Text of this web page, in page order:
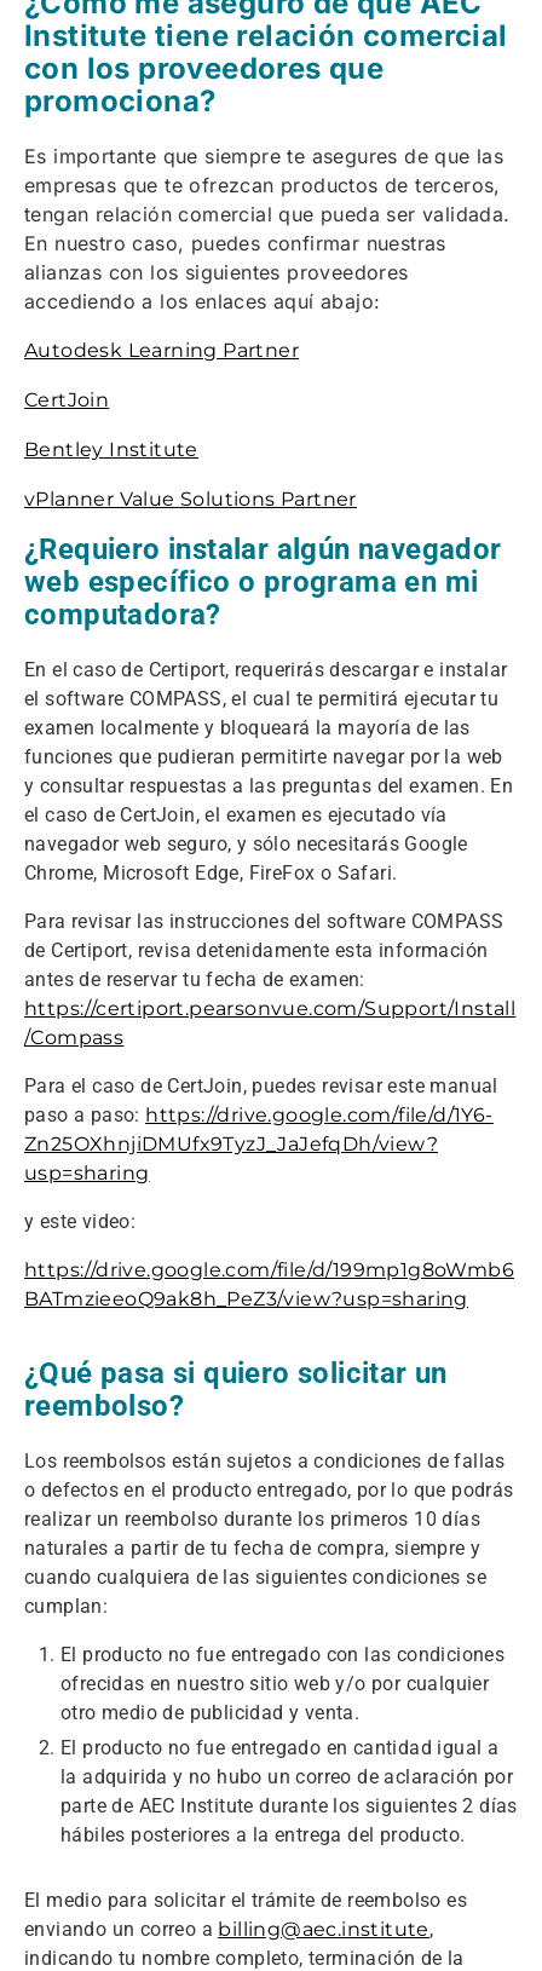
Institute tiene relación comercial
con los proveedores que
promociona?
Es importante que siempre te asegures de que las
empresas que te ofrezcan productos de terceros,
tengan relación comercial que pueda ser validada.
En nuestro caso, puedes confirmar nuestras
alianzas con los siguientes proveedores
accediendo a los enlaces aquí abajo:
Autodesk Learning Partner
CertJoin
Bentley Institute
vPlanner Value Solutions Partner
¿Requiero instalar algún navegador
web específico o programa en mi
computadora?
En el caso de Certiport, requerirás descargar e instalar
el software COMPASS, el cual te permitirá ejecutar tu
examen localmente y bloqueará la mayoría de las
funciones que pudieran permitirte navegar por la web
y consultar respuestas a las preguntas del examen. En
el caso de CertJoin, el examen es ejecutado vía
navegador web seguro, y sólo necesitarás Google
Chrome, Microsoft Edge, FireFox o Safari.
Para revisar las instrucciones del software COMPASS
de Certiport, revisa detenidamente esta información
antes de reservar tu fecha de examen:
https://certiport.pearsonvue.com/Support/Install
/Compass
Para el caso de CertJoin, puedes revisar este manual
paso a paso: https://drive.google.com/file/d/1Y6-
Zn25OXhnjiDMUfx9TyzJ_JaJefqDh/view?
usp=sharing
y este video:
https://drive.google.com/file/d/199mp1g8oWmb6
BATmzieeoQ9ak8h_PeZ3/view?usp=sharing
¿Qué pasa si quiero solicitar un
reembolso?
Los reembolsos están sujetos a condiciones de fallas
o defectos en el producto entregado, por lo que podrás
realizar un reembolso durante los primeros 10 días
naturales a partir de tu fecha de compra, siempre y
cuando cualquiera de las siguientes condiciones se
cumplan:
El producto no fue entregado con las condiciones
ofrecidas en nuestro sitio web y/o por cualquier
otro medio de publicidad y venta.
El producto no fue entregado en cantidad igual a
la adquirida y no hubo un correo de aclaración por
parte de AEC Institute durante los siguientes 2 días
hábiles posteriores a la entrega del producto.
El medio para solicitar el trámite de reembolso es
enviando un correo a billing@aec.institute,
indicando tu nombre completo, terminación de la